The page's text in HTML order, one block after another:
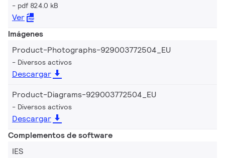
pdf 824.0 kB
Ver
Imágenes
Product-Photographs-929003772504_EU
Diversos activos
Descargar
Product-Diagrams-929003772504_EU
Diversos activos
Descargar
Complementos de software
IES